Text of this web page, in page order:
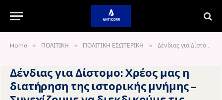
Home » ΠΟΛΙΤΙΚΗ » ΠΟΛΙΤΙΚΗ ΕΣΩΤΕΡΙΚΗ » Δένδιας για Δίστομο: Χρέος μας η διατήρηση της ιστορικής μνήμης – Συνεχίζουμε να διεκδικούμε τις γερμανικές αποζημιώσεις
Δένδιας για Δίστομο: Χρέος μας η
διατήρηση της ιστορικής μνήμης –